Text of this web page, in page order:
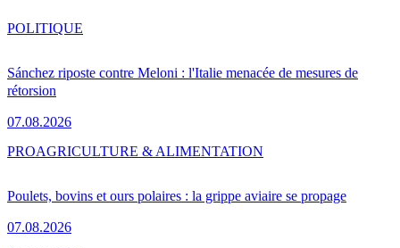
Sánchez riposte contre Meloni : l'Italie menacée de mesures de
rétorsion
07.08.2026
POLITIQUE
Poulets, bovins et ours polaires : la grippe aviaire se propage
07.08.2026
PROAGRICULTURE & ALIMENTATION